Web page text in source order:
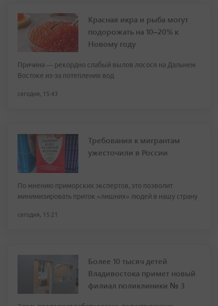
Красная икра и рыба могут
подорожать на 10–20% к
Новому году
Причина — рекордно слабый вылов лосося на Дальнем
Востоке из-за потепления вод
сегодня, 15:43
Требования к мигрантам
ужесточили в России
По мнению приморских экспертов, это позволит
минимизировать приток «лишних» людей в нашу страну
сегодня, 15:21
Более 10 тысяч детей
Владивостока примет новый
филиал поликлиники № 3